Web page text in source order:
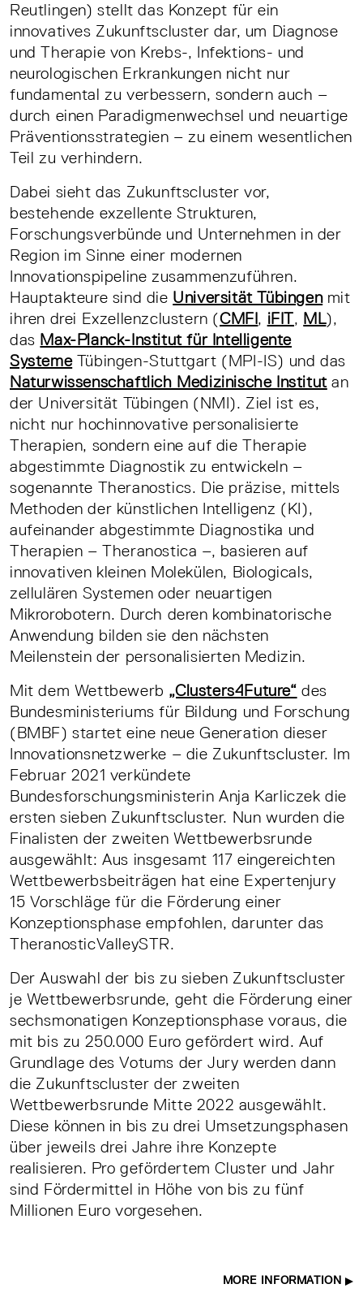
Reutlingen) stellt das Konzept für ein
innovatives Zukunftscluster dar, um Diagnose
und Therapie von Krebs-, Infektions- und
neurologischen Erkrankungen nicht nur
fundamental zu verbessern, sondern auch –
durch einen Paradigmenwechsel und neuartige
Präventionsstrategien – zu einem wesentlichen
Teil zu verhindern.
Dabei sieht das Zukunftscluster vor,
bestehende exzellente Strukturen,
Forschungsverbünde und Unternehmen in der
Region im Sinne einer modernen
Innovationspipeline zusammenzuführen.
Hauptakteure sind die Universität Tübingenmit
ihren drei Exzellenzclustern (CMFI, iFIT, ML),
das Max-Planck-Institut für Intelligente
SystemeTübingen-Stuttgart (MPI-IS) und das
Naturwissenschaftlich Medizinische Institutan
der Universität Tübingen (NMI). Ziel ist es,
nicht nur hochinnovative personalisierte
Therapien, sondern eine auf die Therapie
abgestimmte Diagnostik zu entwickeln –
sogenannte Theranostics. Die präzise, mittels
Methoden der künstlichen Intelligenz (KI),
aufeinander abgestimmte Diagnostika und
Therapien – Theranostica –, basieren auf
innovativen kleinen Molekülen, Biologicals,
zellulären Systemen oder neuartigen
Mikrorobotern. Durch deren kombinatorische
Anwendung bilden sie den nächsten
Meilenstein der personalisierten Medizin.
Mit dem Wettbewerb „Clusters4Future“ des
Bundesministeriums für Bildung und Forschung
(BMBF) startet eine neue Generation dieser
Innovationsnetzwerke – die Zukunftscluster. Im
Februar 2021 verkündete
Bundesforschungsministerin Anja Karliczek die
ersten sieben Zukunftscluster. Nun wurden die
Finalisten der zweiten Wettbewerbsrunde
ausgewählt: Aus insgesamt 117 eingereichten
Wettbewerbsbeiträgen hat eine Expertenjury
15 Vorschläge für die Förderung einer
Konzeptionsphase empfohlen, darunter das
TheranosticValleySTR.
Der Auswahl der bis zu sieben Zukunftscluster
je Wettbewerbsrunde, geht die Förderung einer
sechsmonatigen Konzeptionsphase voraus, die
mit bis zu 250.000 Euro gefördert wird. Auf
Grundlage des Votums der Jury werden dann
die Zukunftscluster der zweiten
Wettbewerbsrunde Mitte 2022 ausgewählt.
Diese können in bis zu drei Umsetzungsphasen
über jeweils drei Jahre ihre Konzepte
realisieren. Pro gefördertem Cluster und Jahr
sind Fördermittel in Höhe von bis zu fünf
Millionen Euro vorgesehen.
MORE INFORMATION